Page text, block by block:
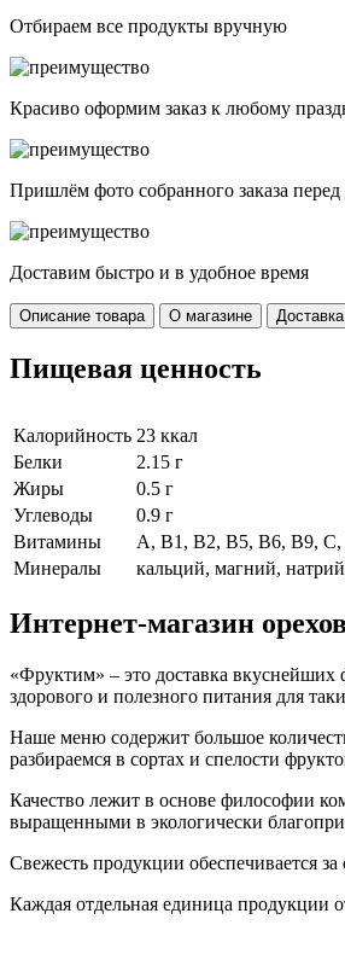
Отбираем все продукты вручную
Красиво оформим заказ к любому
Пришлём фото собранного заказа перед
Доставим быстро и в удобное время
Описание товара О магазине
Пищевая ценность
Калорийность 23 ккал
Белки
2.15 г
Жиры
0.5 г
Углеводы
0.9 г
Витамины
А, B1, В2, В5, В6, В9, С,
Минералы
кальций, магний,
Интернет-магазин
«Фруктим» – это доставка вкуснейших
здорового и полезного питания для
Наше меню содержит большое
разбираемся в сортах и спелости
Качество лежит в основе философии
выращенными в экологически
Свежесть продукции обеспечивается
Каждая отдельная единица продукции